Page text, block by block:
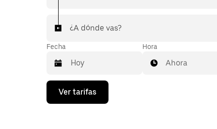
¿A dónde vas?
Fecha
Presiona
flecha
Hora
Ahora
Ver tarifas